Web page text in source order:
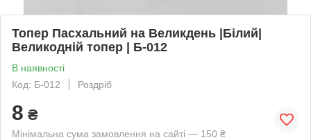
Топер Пасхальний на Великдень |Білий|
Великодній топер | Б-012
В наявності
Код: Б-012
Роздріб
8 ₴
Мінімальна сума замовлення на сайті — 150 ₴